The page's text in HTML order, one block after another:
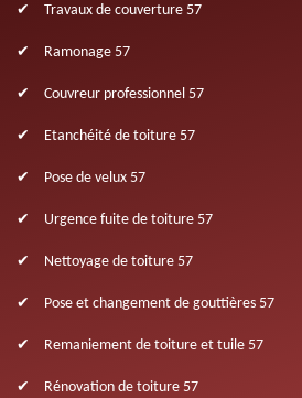
Travaux de couverture 57
Ramonage 57
Couvreur professionnel 57
Etanchéité de toiture 57
Pose de velux 57
Urgence fuite de toiture 57
Nettoyage de toiture 57
Pose et changement de gouttières 57
Remaniement de toiture et tuile 57
Rénovation de toiture 57